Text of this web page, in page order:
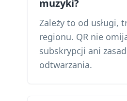
muzyki?
Zależy to od usługi,
regionu. QR nie
subskrypcji ani zasad
odtwarzania.